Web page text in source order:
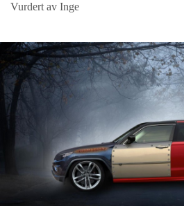
Vurdert av Inge